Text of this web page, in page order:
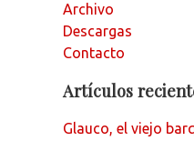
Archivo
Descargas
Contacto
Artículos
Glauco, el viejo